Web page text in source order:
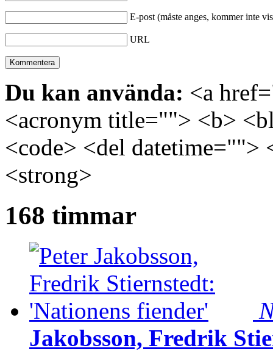
E-post (måste anges, kommer inte
URL
Du kan använda: <a
<acronym title=""> <b>
<code> <del
<strong>
168 timmar
Jakobsson, Fredrik